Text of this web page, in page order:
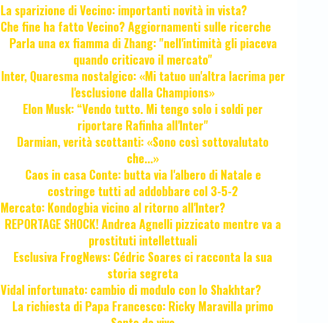
La sparizione di Vecino: importanti novità in vista?
Che fine ha fatto Vecino? Aggiornamenti sulle ricerche
Parla una ex fiamma di Zhang: "nell'intimità gli piaceva
quando criticavo il mercato"
Inter, Quaresma nostalgico: «Mi tatuo un'altra lacrima per
l'esclusione dalla Champions»
Elon Musk: “Vendo tutto. Mi tengo solo i soldi per
riportare Rafinha all'Inter"
Darmian, verità scottanti: «Sono così sottovalutato
che...»
Caos in casa Conte: butta via l'albero di Natale e
costringe tutti ad addobbare col 3-5-2
Mercato: Kondogbia vicino al ritorno all'Inter?
REPORTAGE SHOCK! Andrea Agnelli pizzicato mentre va a
prostituti intellettuali
Esclusiva FrogNews: Cédric Soares ci racconta la sua
storia segreta
Vidal infortunato: cambio di modulo con lo Shakhtar?
La richiesta di Papa Francesco: Ricky Maravilla primo